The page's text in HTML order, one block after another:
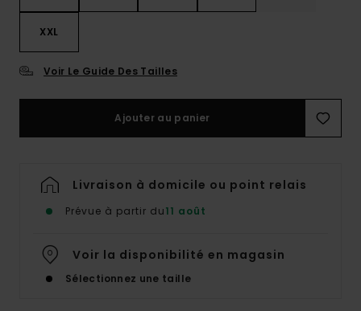
XXL
Voir Le Guide Des Tailles
Ajouter au panier
Livraison à domicile ou point relais
Prévue à partir du11 août
Voir la disponibilité en magasin
Sélectionnez une taille